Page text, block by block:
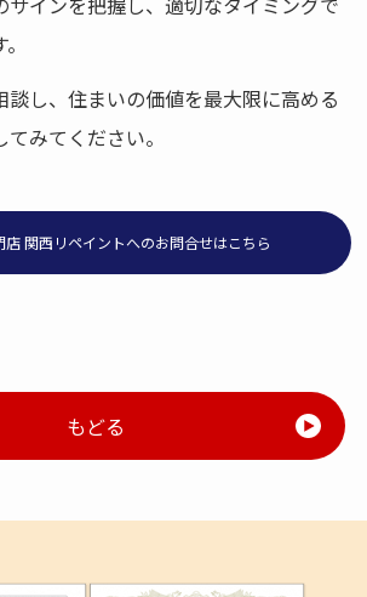
し、住まいの価値を最大限に高める
みてください。
店 関西リペイントへのお問合せはこちら
もどる